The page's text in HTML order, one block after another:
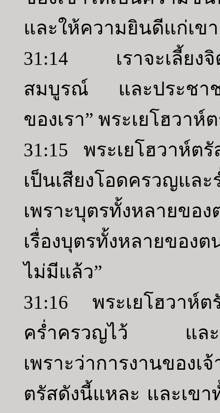
และให้ความยินดีแก่เข
31:14 เราจะเลี้ยงจิ
สมบูรณ์ และประชาช
ของเรา” พระเยโฮวา
31:15 พระเยโฮวาห์ต
เป็นเสียงโอดครวญแล
เพราะบุตรทั้งหลายข
เรื่องบุตรทั้งหลายขอ
ไม่มีแล้ว”
31:16 พระเยโฮวาห์ต
คร่ำครวญไว้ และระ
เพราะว่าการงานของเ
ตรัสดังนี้แหละ และเข